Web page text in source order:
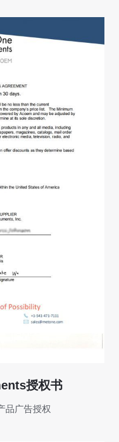
授权书
品广告授权